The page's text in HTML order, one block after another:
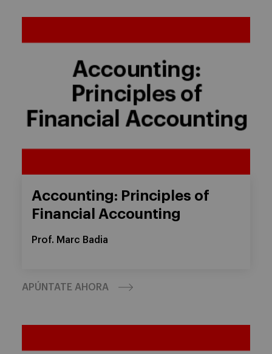
Accounting: Principles of
Financial Accounting
Prof. Marc Badia
APÚNTATE AHORA